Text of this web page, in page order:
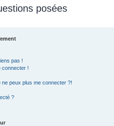
posées
pas !
connecter !
peux plus me connecter ?!
?